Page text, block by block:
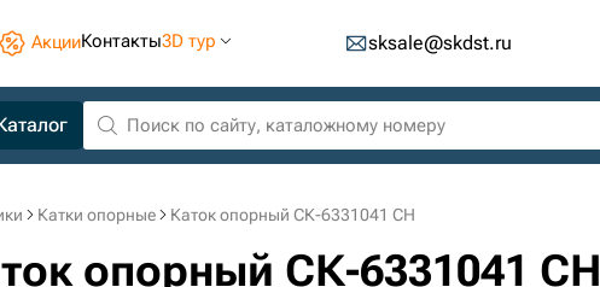
АкцииКонтакты3D тур sksale@skdst.ru
Катки опорные Каток опорный СК-6331041 CH
опорный СК-6331041 CH